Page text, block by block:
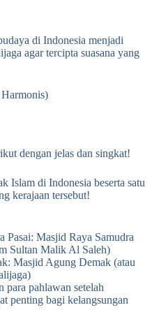
di Indonesia menjadi
agar tercipta suasana yang
dengan jelas dan singkat!
Islam di Indonesia beserta satu
kerajaan tersebut!
Pasai: Masjid Raya Samudra
Sultan Malik Al Saleh)
Masjid Agung Demak (atau
para pahlawan setelah
penting bagi kelangsungan